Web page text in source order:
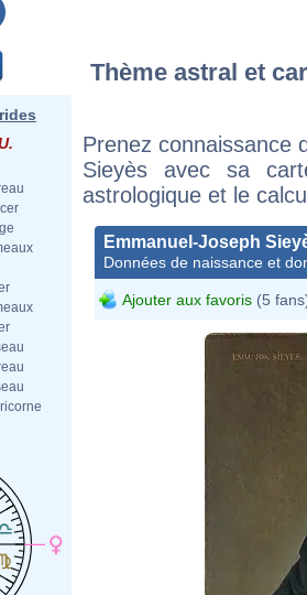
Thème astral et
Prenez connaissance
Sieyès avec sa
astrologique et le
Emmanuel-Joseph
Données de naissance et
Ajouter aux favoris (5